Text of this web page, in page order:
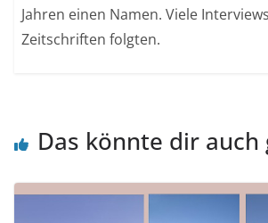
Jahren einen Namen. Viele
Zeitschriften folgten.
Das könnte dir auch